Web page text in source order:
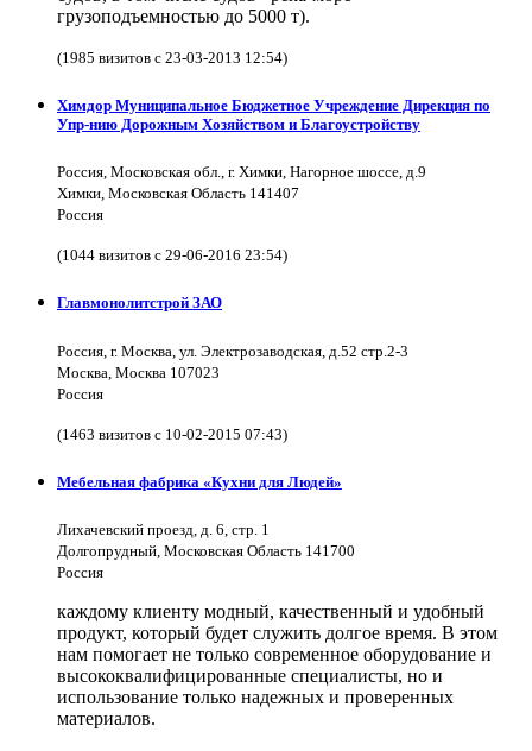
грузоподъемностью до 5000 т).
(1985 визитов с 23-03-2013 12:54)
Химдор Муниципальное Бюджетное Учреждение Дирекция по
Упр-нию Дорожным Хозяйством и Благоустройству
Россия, Московская обл., г. Химки, Нагорное шоссе, д.9
Химки, Московская Область 141407
Россия
(1044 визитов с 29-06-2016 23:54)
Главмонолитстрой ЗАО
Россия, г. Москва, ул. Электрозаводская, д.52 стр.2-3
Москва, Москва 107023
Россия
(1463 визитов с 10-02-2015 07:43)
Мебельная фабрика «Кухни для Людей»
Лихачевский проезд, д. 6, стр. 1
Долгопрудный, Московская Область 141700
Россия
каждому клиенту модный, качественный и удобный
продукт, который будет служить долгое время. В этом
нам помогает не только современное оборудование и
высококвалифицированные специалисты, но и
использование только надежных и проверенных
материалов.